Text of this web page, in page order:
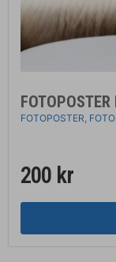
FOTOPOSTER
200 kr